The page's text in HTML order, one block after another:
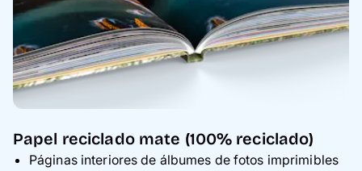
Papel reciclado mate (100% reciclado)
Páginas interiores de álbumes de fotos imprimibles